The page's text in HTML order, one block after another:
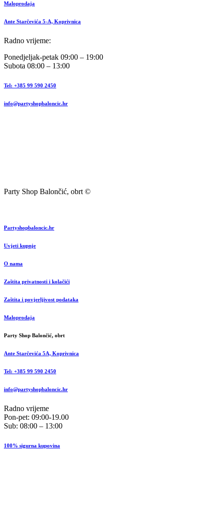
Maloprodaja
Ante Starčevića 5-A, Koprivnica
Radno vrijeme:
Ponedjeljak-petak 09:00 – 19:00
Subota 08:00 – 13:00
Tel: +385 99 590 2450
info@partyshopbaloncic.hr
Party Shop Balončić, obrt ©
Partyshopbaloncic.hr
Uvjeti kupnje
O nama
Zaštita privatnosti i kolačići
Zaštita i povjerljivost podataka
Maloprodaja
Party Shop Balončić, obrt
Ante Starčevića 5A, Koprivnica
Tel: +385 99 590 2450
info@partyshopbaloncic.hr
Radno vrijeme
Pon-pet: 09:00-19.00
Sub: 08:00 – 13:00
100% sigurna kupovina